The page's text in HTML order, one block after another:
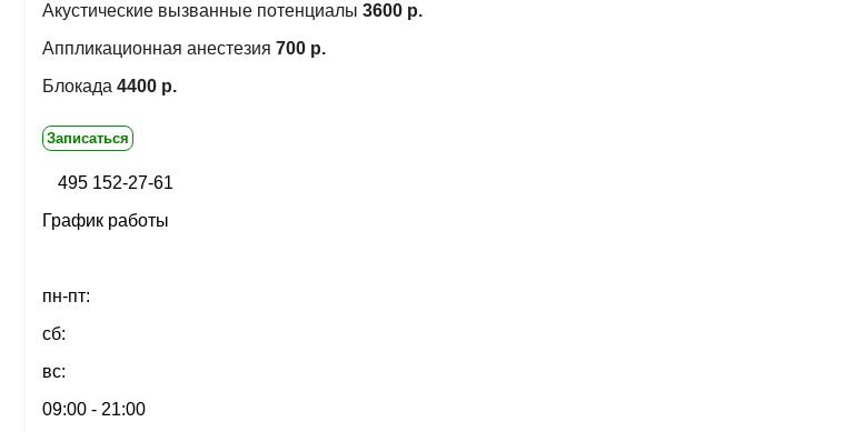
Акустические вызванные потенциалы 3600 р.
Аппликационная анестезия 700 р.
Блокада 4400 р.
Записаться
495 152-27-61
График работы
пн-пт:
сб:
вс:
09:00 - 21:00